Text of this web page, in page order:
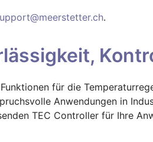
.
für die
Anwendungen in
TEC Controller für Ihre